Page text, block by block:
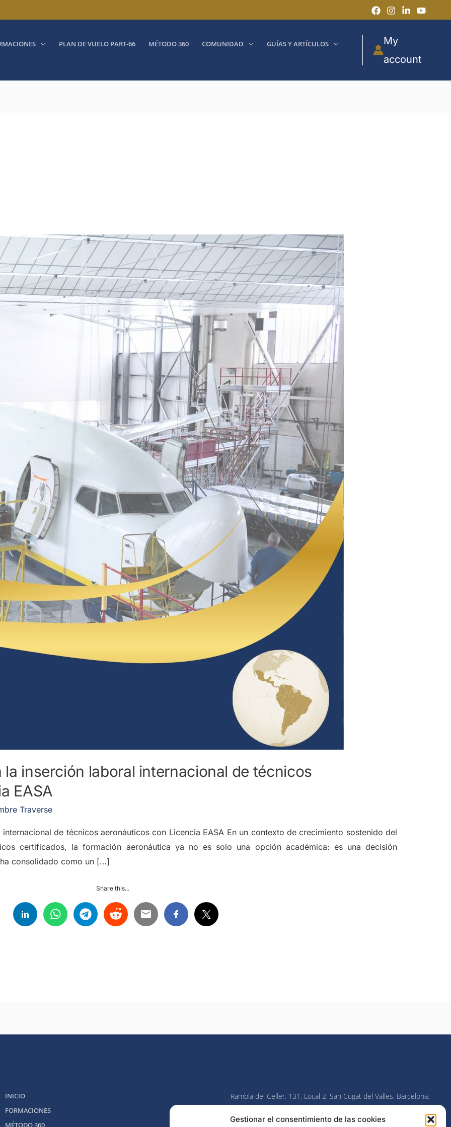
Gestionar el consentimiento de las cookies
PLAN DE VUELO PART-66 MÉTODO 360 COMUNIDAD
GUÍAS Y ARTÍCULOS
My
account
inserción laboral internacional de técnicos
EASA
Traverse
de técnicos aeronáuticos con Licencia EASA En un contexto de crecimiento sostenido del
certificados, la formación aeronáutica ya no es solo una opción académica: es una decisión
consolidado como un […]
Share this...
INICIO
FORMACIONES
MÉTODO 360
Rambla del Celler, 131. Local 2, San Cugat del Valles, Barcelona,